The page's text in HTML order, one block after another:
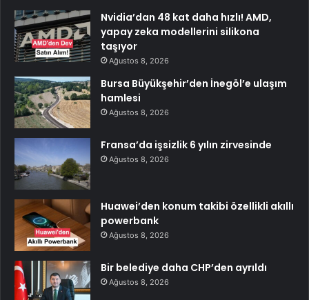
Nvidia’dan 48 kat daha hızlı! AMD,
yapay zeka modellerini silikona
taşıyor
Ağustos 8, 2026
Bursa Büyükşehir’den İnegöl’e ulaşım
hamlesi
Ağustos 8, 2026
Fransa’da işsizlik 6 yılın zirvesinde
Ağustos 8, 2026
Huawei’den konum takibi özellikli akıllı
powerbank
Ağustos 8, 2026
Bir belediye daha CHP’den ayrıldı
Ağustos 8, 2026